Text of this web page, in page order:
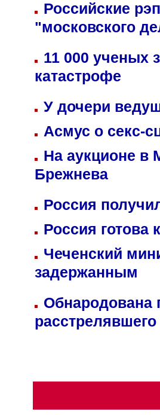
Российские
"московского
11 000 ученых
катастрофе
У дочери
Асмус о секс-
На аукционе в
Брежнева
Россия
Россия готова
Чеченский
задержанным
Обнародована